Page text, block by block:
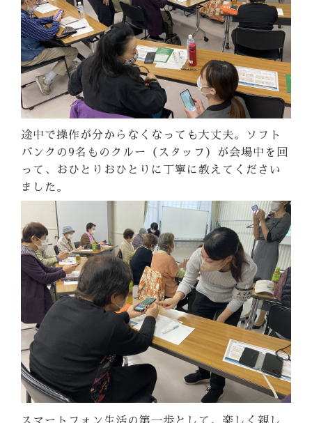
途中で操作が分からなくなっても大丈夫。ソフト
バンクの9名ものクルー（スタッフ）が会場中を回
って、おひとりおひとりに丁寧に教えてください
ました。